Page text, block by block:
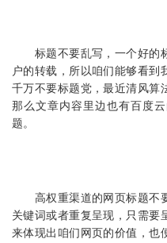
标题不要乱写，一个好的
户的转载，所以咱们能够看到
千万不要标题党，最近清风算
那么文章内容里边也有百度
题。
高权重渠道的网页标题不
关键词或者重复呈现，只需要
来体现出咱们网页的价值，也